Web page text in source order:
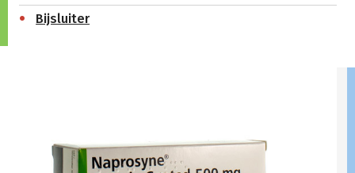
Bijsluiter